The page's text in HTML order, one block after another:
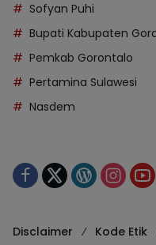
Sofyan Puhi
Bupati Kabupaten
Pemkab Gorontalo
Pertamina Sulawesi
Nasdem
Disclaimer Kode Etik